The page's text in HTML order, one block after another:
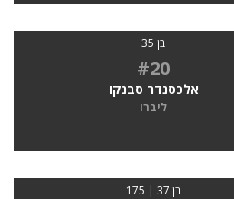
בן 35
#20
אלכסנדר סבנקו
ליברו
בן 37 | 175